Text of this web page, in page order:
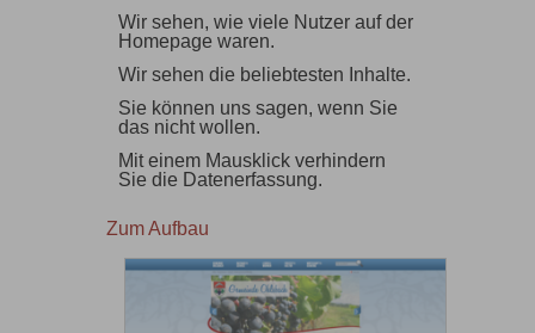
Wir sehen, wie viele Nutzer auf der
Homepage waren.
Wir sehen die beliebtesten Inhalte.
Sie können uns sagen, wenn Sie
das nicht wollen.
Mit einem Mausklick verhindern
Sie die Datenerfassung.
Zum Aufbau